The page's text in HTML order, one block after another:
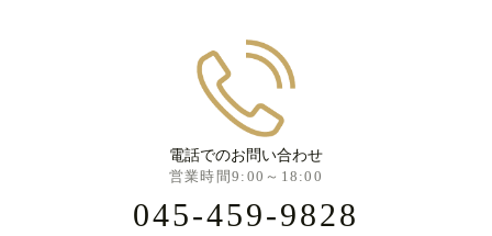
電話でのお問い合わせ
営業時間9:00～18:00
045-459-9828